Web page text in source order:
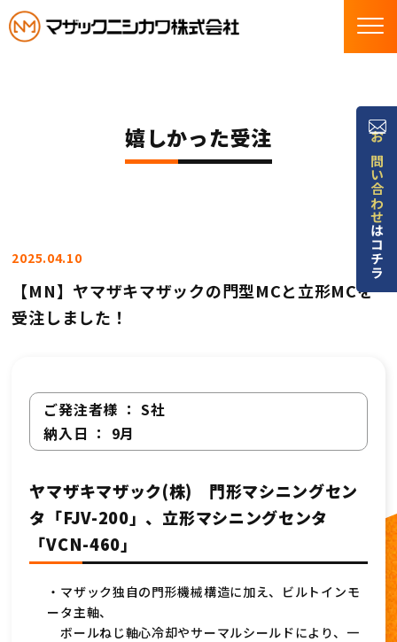
嬉しかった受注
2025.04.10
【MN】ヤマザキマザックの門型MCと立形MCを
受注しました！
ご発注者様 ： S社
納入日 ： 9月
ヤマザキマザック(株) 門形マシニングセン
タ「FJV-200」、立形マシニングセンタ
「VCN-460」
・マザック独自の門形機械構造に加え、ビルトインモ
ータ主軸、
ボールねじ軸心冷却やサーマルシールドにより、一
お問い合わせ
はコチラ